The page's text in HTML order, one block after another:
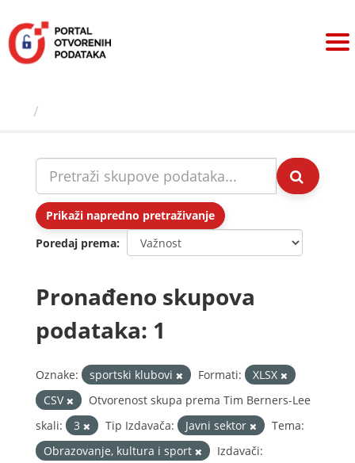
sadržaj
Prikaži napredno pretraživanje
Poredaj prema
Pronađeno skupova
podataka: 1
Oznake: sportski klubovi Formati:
XLSX
CSV
Otvorenost skupa prema Tim Berners-Lee
skali:
3 Tip Izdavača: Javni sektor
Tema:
Obrazovanje, kultura i sport
Izdavači: